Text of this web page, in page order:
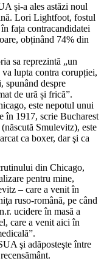
și-a ales astăzi noul
Lori Lightfoot, fostul
fața contracandidatei
obținând 74% din
sa reprezintă „un
va lupta contra corupției,
spunând despre
de ură și frică”.
este nepotul unui
în 1917, scrie Bucharest
Smulevitz), este
ca boxer, dar şi ca
din Chicago,
pentru mine,
– care a venit în
ruso-română, pe când
ucidere în masă a
care a venit aici în
şi adăposteşte între